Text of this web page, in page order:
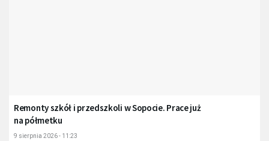
Remonty szkół i przedszkoli w Sopocie. Prace już
na półmetku
9 sierpnia 2026 - 11:23